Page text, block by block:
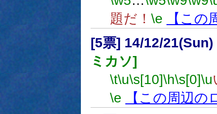
題だ！ \e
【この
[5票] 14/12/
ミカソ]
\t\u\s[10]\h\s[0]\u
\e
【この周辺の